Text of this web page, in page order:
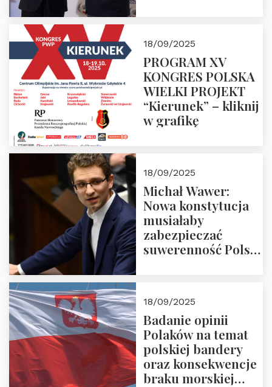
18/09/2025
PROGRAM XV
KONGRES POLSKA
WIELKI PROJEKT
“Kierunek” – kliknij
w grafikę
18/09/2025
Michał Wawer:
Nowa konstytucja
musiałaby
zabezpieczać
suwerenność Polski
18/09/2025
Badanie opinii
Polaków na temat
polskiej bandery
oraz konsekwencje
braku morskiej